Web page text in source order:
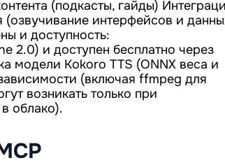
(подкасты, гайды)
интерфейсов и
и доступность:
2.0) и доступен бесплатно через
модели Kokoro TTS (ONNX веса и
(включая ffmpeg для
возникать только при
облако).